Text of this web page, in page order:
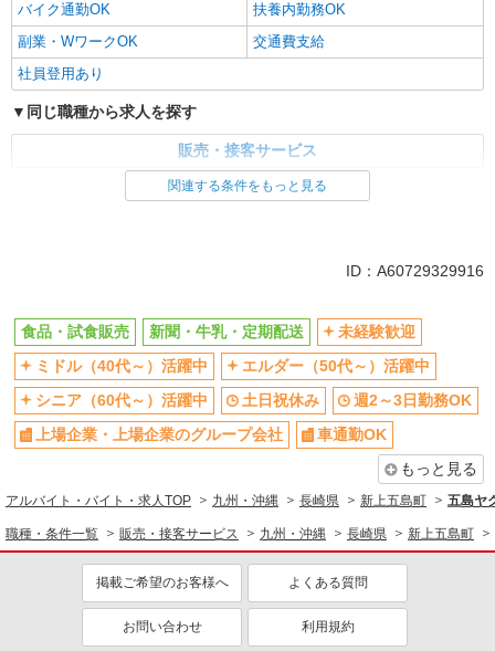
バイク通勤OK
扶養内勤務OK
副業・WワークOK
交通費支給
社員登用あり
同じ職種から求人を探す
販売・接客サービス
土日祝休み
週2～3日勤務OK
上場企業・上場企業のグループ会
社
車通勤OK
扶養内勤務OK
副業・WワークOK
交通費支給
社員登用あり
関連する条件をもっと見る
ID：A60729329916
食品・試食販売 新聞・牛乳・定期配送
未経験歓迎
ミドル（40代～）活躍中
エルダー（50代～）活躍中
シニア（60代～）活躍中
土日祝休み
週2～3日勤務OK
上場企業・上場企業のグループ会社
車通勤OK
もっと見る
アルバイト・バイト・求人TOP 九州・沖縄 長崎県 新上五島町 五島ヤ
職種・条件一覧 販売・接客サービス 九州・沖縄 長崎県 新上五島町
掲載ご希望のお客様へ よくある質問
お問い合わせ 利用規約